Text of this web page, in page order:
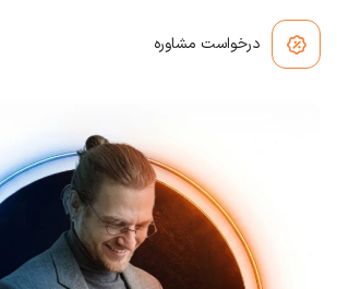
درخواست مشاوره